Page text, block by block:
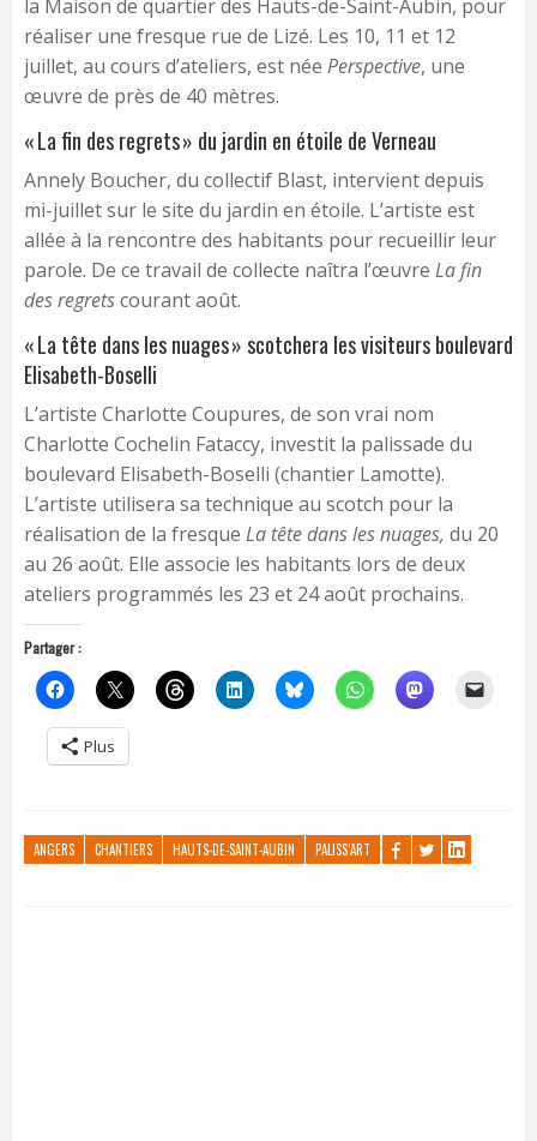
la Maison de quartier des Hauts-de-Saint-Aubin, pour
réaliser une fresque rue de Lizé. Les 10, 11 et 12
juillet, au cours d’ateliers, est née Perspective, une
œuvre de près de 40 mètres.
« La fin des regrets » du jardin en étoile de Verneau
Annely Boucher, du collectif Blast, intervient depuis
mi-juillet sur le site du jardin en étoile. L’artiste est
allée à la rencontre des habitants pour recueillir leur
parole. De ce travail de collecte naîtra l’œuvre La fin
des regretscourant août.
« La tête dans les nuages » scotchera les visiteurs boulevard
Elisabeth-Boselli
L’artiste Charlotte Coupures, de son vrai nom
Charlotte Cochelin Fataccy, investit la palissade du
boulevard Elisabeth-Boselli (chantier Lamotte).
L’artiste utilisera sa technique au scotch pour la
réalisation de la fresque La tête dans les nuages, du 20
au 26 août. Elle associe les habitants lors de deux
ateliers programmés les 23 et 24 août prochains.
Partager :
Plus
ANGERS CHANTIERS HAUTS-DE-SAINT-AUBIN PALISS’ART